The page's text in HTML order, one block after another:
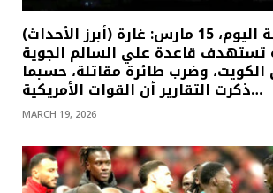
(أبرز الأحداث) الأخبار العاجلة اليوم، 15 مارس: غارة
تستهدف قاعدة علي السالم الجوية
وضرب طائرة مقاتلة، حسبما
ذكرت التقارير أن القوات الأمريكية…
MARCH 19, 2026